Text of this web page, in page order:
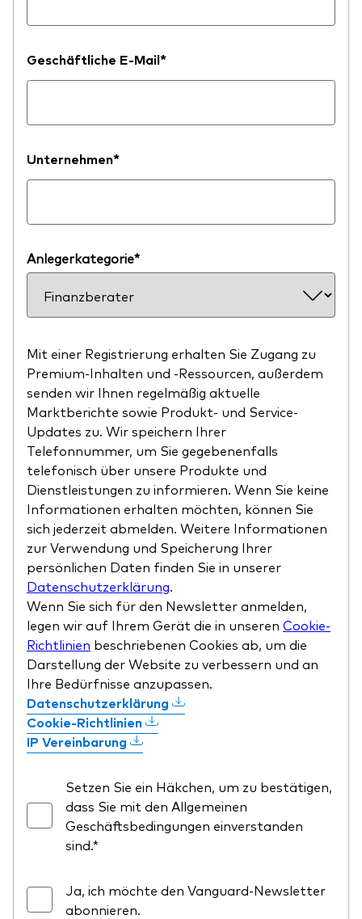
Geschäftliche E-Mail*
Unternehmen*
Anlegerkategorie*
Mit einer Registrierung erhalten Sie Zugang zu
Premium-Inhalten und -Ressourcen, außerdem
senden wir Ihnen regelmäßig aktuelle
Marktberichte sowie Produkt- und Service-
Updates zu. Wir speichern Ihrer
Telefonnummer, um Sie gegebenenfalls
telefonisch über unsere Produkte und
Dienstleistungen zu informieren. Wenn Sie keine
Informationen erhalten möchten, können Sie
sich jederzeit abmelden. Weitere Informationen
zur Verwendung und Speicherung Ihrer
persönlichen Daten finden Sie in unserer
Datenschutzerklärung.
Wenn Sie sich für den Newsletter anmelden,
legen wir auf Ihrem Gerät die in unseren Cookie-
Richtlinien beschriebenen Cookies ab, um die
Darstellung der Website zu verbessern und an
Ihre Bedürfnisse anzupassen.
Datenschutzerklärung
Cookie-Richtlinien
IP Vereinbarung
Setzen Sie ein Häkchen, um zu bestätigen,
dass Sie mit den Allgemeinen
Geschäftsbedingungen einverstanden
sind.*
Ja, ich möchte den Vanguard-Newsletter
abonnieren.